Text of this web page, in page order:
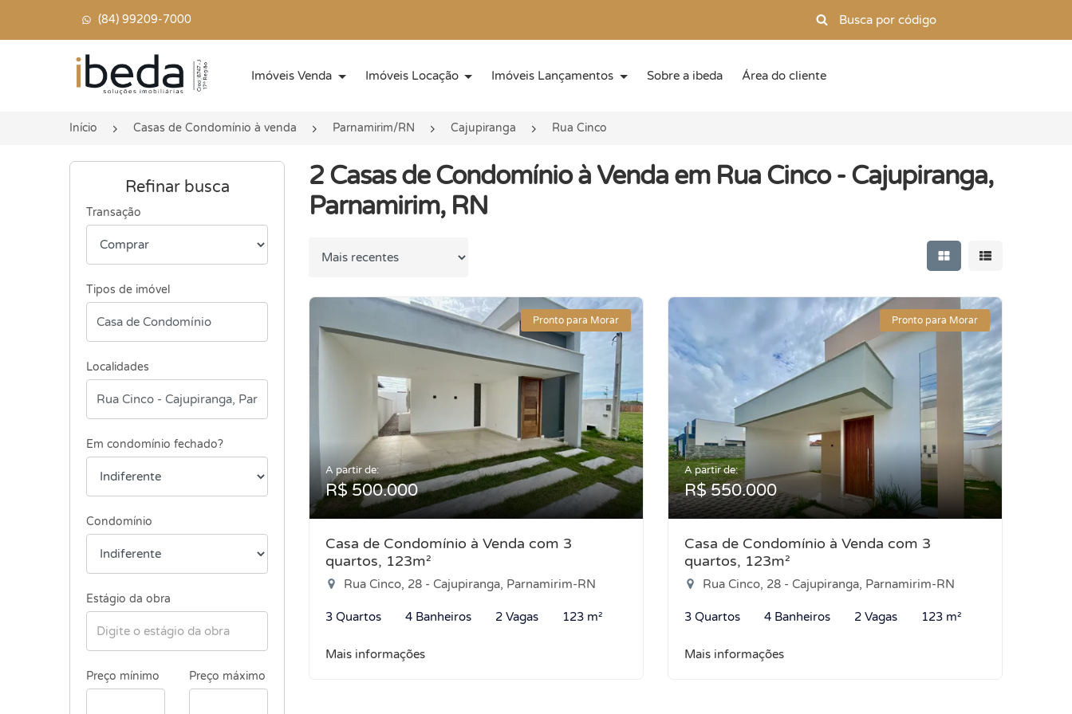
(84) 99209-7000
Página inicial
Imóveis Venda Imóveis Locação Imóveis Lançamentos Sobre a ibeda Área do cliente
Início Casas de Condomínio à venda Parnamirim/RN Cajupiranga Rua Cinco
Refinar busca
Transação
Tipos de imóvel
Localidades
Em condomínio fechado?
Condomínio
Estágio da obra
Preço mínimo Preço máximo
2 Casas de Condomínio à Venda em Rua Cinco - Cajupiranga,
Parnamirim, RN
Ordenar por Mostrar resultados
Mostrar
Pronto para Morar
A partir de:
R$ 500.000
Casa de Condomínio à Venda com 3
quartos, 123m²
Rua Cinco, 28 - Cajupiranga, Parnamirim-RN
3 Quartos 4 Banheiros 2 Vagas 123 m²
Mais informações
Pronto para Morar
A partir de:
R$ 550.000
Casa de Condomínio à Venda com 3
quartos, 123m²
Rua Cinco, 28 - Cajupiranga, Parnamirim-RN
3 Quartos 4 Banheiros 2 Vagas 123 m²
Mais informações